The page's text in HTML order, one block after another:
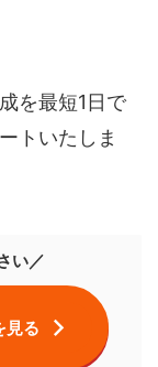
を最短1日で
トいたしま
い／
見る